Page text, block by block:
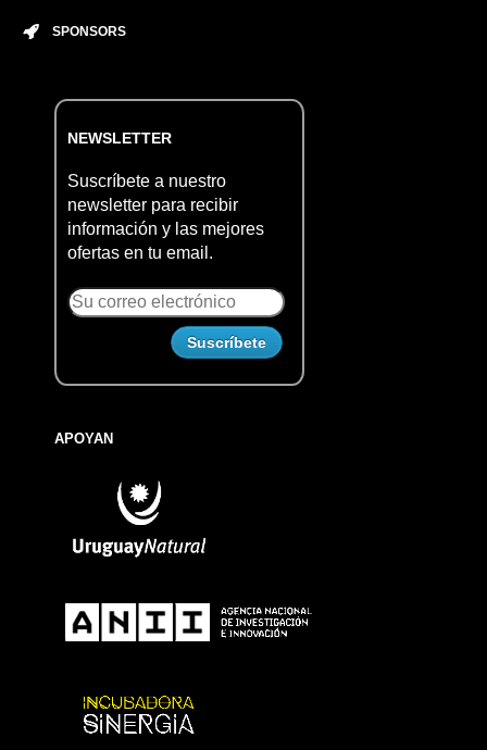
SPONSORS
NEWSLETTER
Suscríbete a nuestro
newsletter para recibir
información y las mejores
ofertas en tu email.
APOYAN